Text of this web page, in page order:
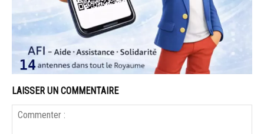
LAISSER UN COMMENTAIRE